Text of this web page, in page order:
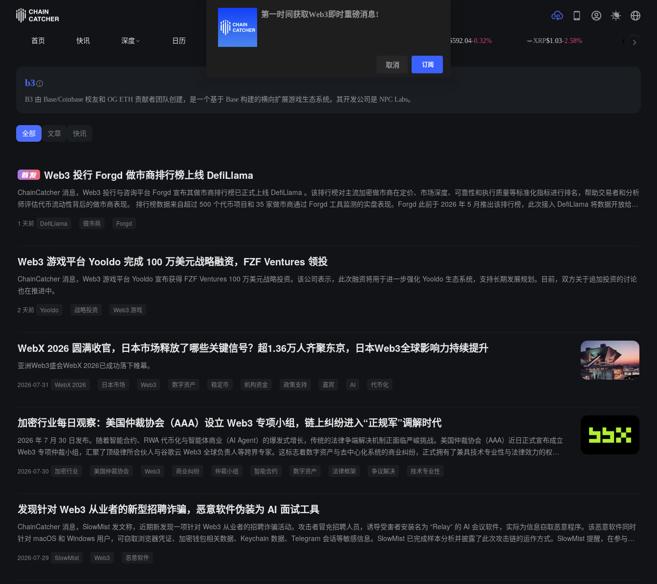
首页 快讯 深度 日历 $592.04-0.32% XRP$1.03-2.58% $72.69
b3
B3 由 Base/Coinbase 校友和 OG ETH 贡献者团队创建，是一个基于 Base 构建的横向扩展游戏生态系统。其开发公司是 NPC Labs。
全部 文章 快讯
Web3 投行 Forgd 做市商排行榜上线 DefiLlama
ChainCatcher 消息，Web3 投行与咨询平台 Forgd 宣布其做市商排行榜已正式上线 DefiLlama 。该排行榜对主流加密做市商在定价、市场深度、可靠性和执行质量等标准化指标进行排名，帮助交易者和分析
师评估代币流动性背后的做市商表现。 排行榜数据来自超过 500 个代币项目和 35 家做市商通过 Forgd 工具监测的实盘表现。Forgd 此前于 2026 年 5 月推出该排行榜，此次接入 DefiLlama 将数据开放给更
1 天前 DefiLlama 做市商 Forgd
Web3 游戏平台 Yooldo 完成 100 万美元战略融资，FZF Ventures 领投
ChainCatcher 消息，Web3 游戏平台 Yooldo 宣布获得 FZF Ventures 100 万美元战略投资。该公司表示，此次融资将用于进一步强化 Yooldo 生态系统，支持长期发展规划。目前，双方关于追加投资的讨论
也在推进中。
2 天前 Yooldo 战略投资 Web3 游戏
WebX 2026 圆满收官，日本市场释放了哪些关键信号？超1.36万人齐聚东京，日本Web3全球影响力持续提升
亚洲Web3盛会WebX 2026已成功落下帷幕。
2026-07-31 WebX 2026 日本市场 Web3 数字资产 稳定币 机构资金 政策支持 嘉宾 AI 代币化
加密行业每日观察：美国仲裁协会（AAA）设立 Web3 专项小组，链上纠纷进入“正规军”调解时代
2026 年 7 月 30 日发布。随着智能合约、RWA 代币化与智能体商业（AI Agent）的爆发式增长，传统的法律争端解决机制正面临严峻挑战。美国仲裁协会（AAA）近日正式宣布成立
Web3 专项仲裁小组，汇聚了顶级律所合伙人与谷歌云 Web3 全球负责人等跨界专家。这标志着数字资产与去中心化系统的商业纠纷，正式拥有了兼具技术专业性与法律效力的权威
2026-07-30 加密行业 美国仲裁协会 Web3 商业纠纷 仲裁小组 智能合约 数字资产 法律框架 争议解决 技术专业性
发现针对 Web3 从业者的新型招聘诈骗，恶意软件伪装为 AI 面试工具
ChainCatcher 消息，SlowMist 发文称，近期新发现一项针对 Web3 从业者的招聘诈骗活动。攻击者冒充招聘人员，诱导受害者安装名为 “Relay” 的 AI 会议软件，实际为信息窃取恶意程序。该恶意软件同时
针对 macOS 和 Windows 用户，可窃取浏览器凭证、加密钱包相关数据、Keychain 数据、Telegram 会话等敏感信息。SlowMist 已完成样本分析并披露了此次攻击链的运作方式。SlowMist 提醒，在参与线
2026-07-29 SlowMist Web3 恶意软件
第一时间获取Web3即时重磅消息!
取消 订阅